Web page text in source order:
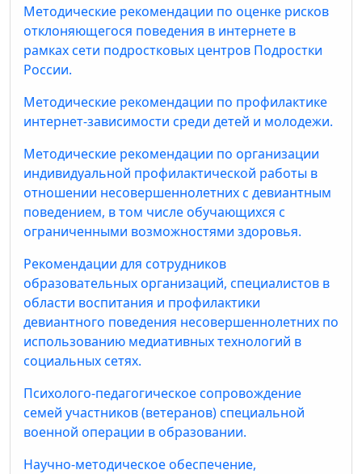
Методические рекомендации по оценке рисков
отклоняющегося поведения в интернете в
рамках сети подростковых центров Подростки
России.
Методические рекомендации по профилактике
интернет-зависимости среди детей и молодежи.
Методические рекомендации по организации
индивидуальной профилактической работы в
отношении несовершеннолетних с девиантным
поведением, в том числе обучающихся с
ограниченными возможностями здоровья.
Рекомендации для сотрудников
образовательных организаций, специалистов в
области воспитания и профилактики
девиантного поведения несовершеннолетних по
использованию медиативных технологий в
социальных сетях.
Психолого-педагогическое сопровождение
семей участников (ветеранов) специальной
военной операции в образовании.
Научно-методическое обеспечение,